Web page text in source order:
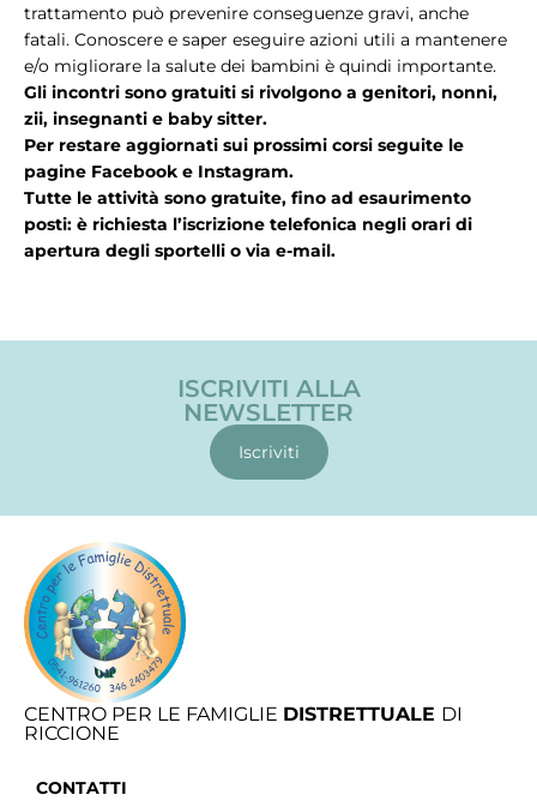
trattamento può prevenire conseguenze gravi, anche
fatali. Conoscere e saper eseguire azioni utili a mantenere
e/o migliorare la salute dei bambini è quindi importante.
Gli incontri sono gratuiti si rivolgono a genitori, nonni,
zii, insegnanti e baby sitter.
Per restare aggiornati sui prossimi corsi seguite le
pagine Facebook e Instagram.
Tutte le attività sono gratuite, fino ad esaurimento
posti: è richiesta l’iscrizione telefonica negli orari di
apertura degli sportelli o via e-mail.
ISCRIVITI ALLA
NEWSLETTER
Iscriviti
CENTRO PER LE FAMIGLIE DISTRETTUALE DI
RICCIONE
CONTATTI